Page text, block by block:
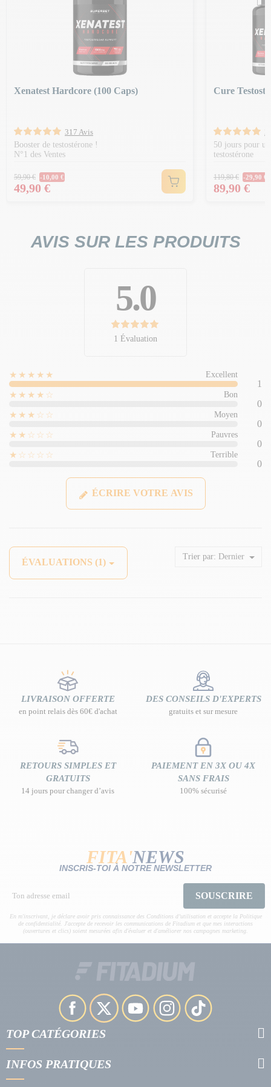
Xenatest Hardcore (100 Caps)
317 Avis
Booster de testostérone !
N°1 des Ventes
Prix Normal
59,90 € -10,00 €
Prix
49,90 €
Cure
50 jours pour
testostérone
Prix
119,80 € -29,90 €
Prix
89,90 €
AVIS SUR LES PRODUITS
5.0
1 Évaluation
★★★★★ Excellent
1
★★★★☆
Bon
0
★★★☆☆
Moyen
0
★★☆☆☆
Pauvres
0
★☆☆☆☆
Terrible
0
ÉCRIRE VOTRE AVIS
ÉVALUATIONS (1)
Trier par: Dernier
LIVRAISON OFFERTE
en point relais dès 60€ d'achat
DES CONSEILS D'EXPERTS
gratuits et sur mesure
RETOURS SIMPLES ET
GRATUITS
14 jours pour changer d’avis
PAIEMENT EN 3X OU 4X
SANS FRAIS
100% sécurisé
FITA'NEWS
INSCRIS-TOI À NOTRE NEWSLETTER
SOUSCRIRE
En m'inscrivant, je déclare avoir pris connaissance des Conditions d’utilisation et accepte la Politique
de confidentialité. J'accepte de recevoir les communications de Fitadium et que mes interactions
(ouvertures et clics) soient mesurées afin d'évaluer et d'améliorer nos campagnes marketing.
TOP CATÉGORIES
INFOS PRATIQUES